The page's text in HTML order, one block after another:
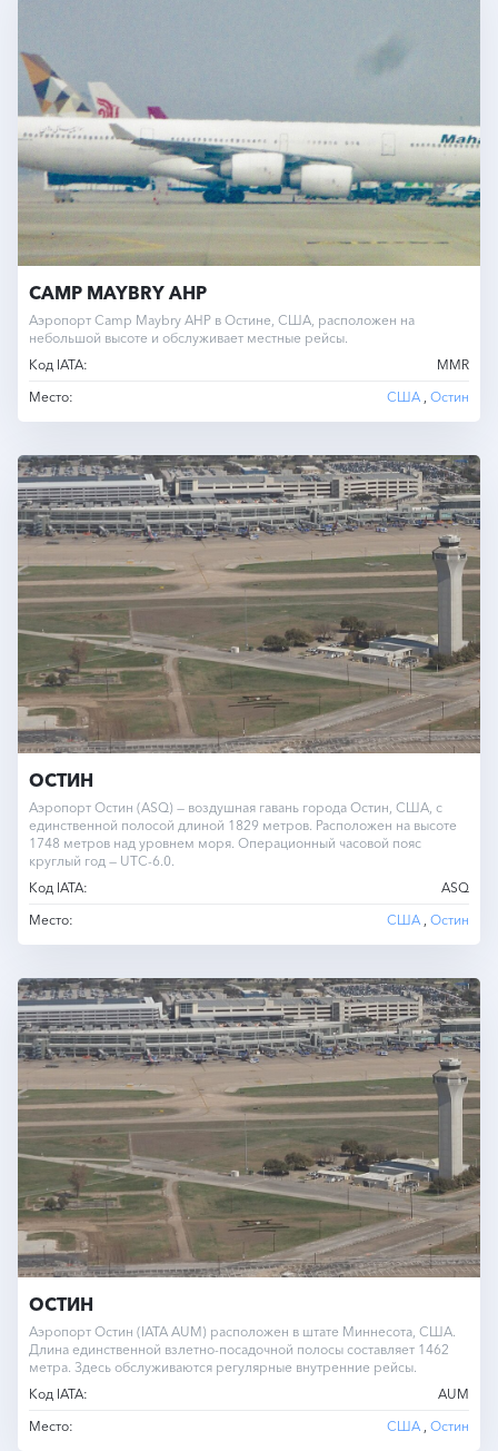
CAMP MAYBRY AHP
Аэропорт Camp Maybry AHP в Остине, США, расположен на
небольшой высоте и обслуживает местные рейсы.
Код IATA:
MMR
Место:
США Остин
ОСТИН
Аэропорт Остин (ASQ) — воздушная гавань города Остин, США, с
единственной полосой длиной 1829 метров. Расположен на высоте
1748 метров над уровнем моря. Операционный часовой пояс
круглый год — UTC-6.0.
Код IATA:
ASQ
Место:
США , Остин
ОСТИН
Аэропорт Остин (IATA AUM) расположен в штате Миннесота, США.
Длина единственной взлетно-посадочной полосы составляет 1462
метра. Здесь обслуживаются регулярные внутренние рейсы.
Код IATA:
AUM
Место:
США Остин